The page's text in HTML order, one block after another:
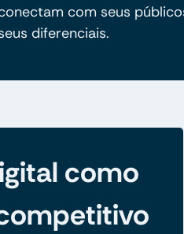
com seus
diferenciais.
como